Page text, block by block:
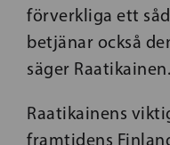
förverkliga ett
betjänar också
säger Raatikainen.
Raatikainens
framtidens